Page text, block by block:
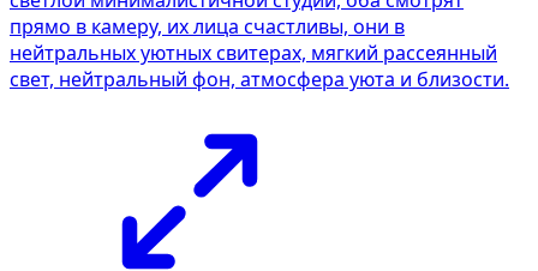
прямо в камеру, их лица счастливы, они в
нейтральных уютных свитерах, мягкий рассеянный
свет, нейтральный фон, атмосфера уюта и близости.